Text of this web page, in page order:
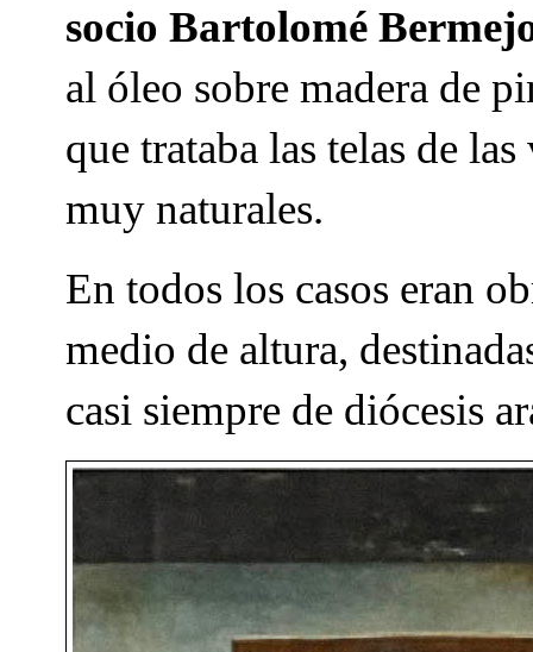
socio Bartolomé
al óleo sobre madera de
que trataba las telas de
muy naturales.
En todos los casos eran
medio de altura,
casi siempre de diócesis